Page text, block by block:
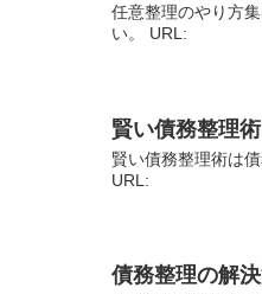
任意整理のやり方
い。 URL:
賢い債務整理術
賢い債務整理術は
URL:
債務整理の解決